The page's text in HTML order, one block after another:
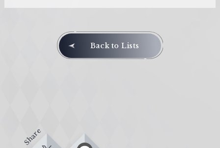
Back to Lists
Share